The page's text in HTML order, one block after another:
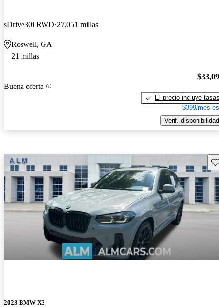
sDrive30i RWD 27,051 millas
Roswell, GA
21 millas
Buena oferta
El precio incluye tasas
$399/mes
Verif. disponibilidad
2023 BMW X3